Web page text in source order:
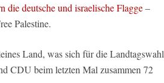
die deutsche und israelische Flagge–
Palestine.
Land, was sich für die Landtagswahl
CDU beim letzten Mal zusammen 72